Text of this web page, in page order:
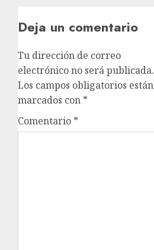
Deja un comentario
Tu dirección de correo
electrónico no será publicada.
Los campos obligatorios están
marcados con *
Comentario *